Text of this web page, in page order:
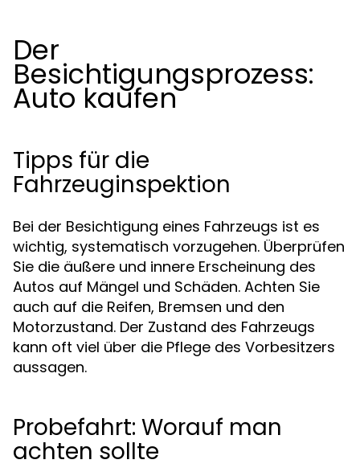
Der
Besichtigungsprozess:
Auto kaufen
Tipps für die
Fahrzeuginspektion
Bei der Besichtigung eines Fahrzeugs ist es
wichtig, systematisch vorzugehen. Überprüfen
Sie die äußere und innere Erscheinung des
Autos auf Mängel und Schäden. Achten Sie
auch auf die Reifen, Bremsen und den
Motorzustand. Der Zustand des Fahrzeugs
kann oft viel über die Pflege des Vorbesitzers
aussagen.
Probefahrt: Worauf man
achten sollte